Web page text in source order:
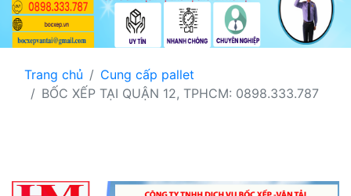
Trang chủ
Cung cấp pallet
BỐC XẾP TẠI QUẬN 12, TPHCM: 0898.333.787